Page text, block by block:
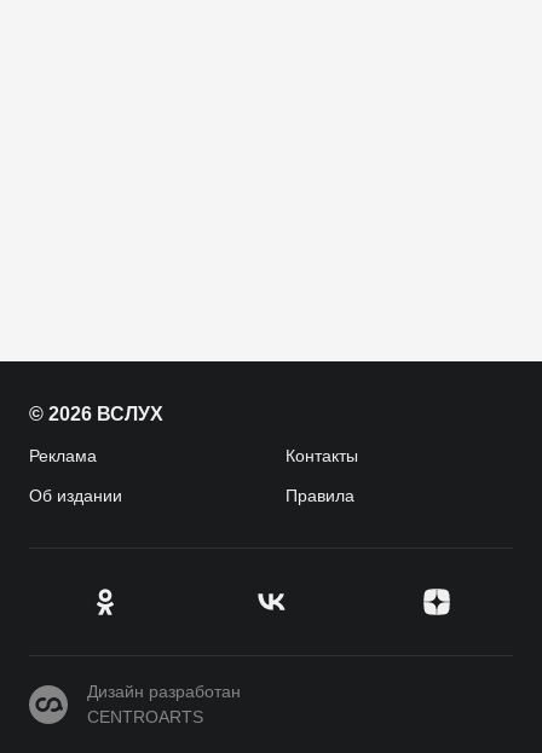
© 2026 ВСЛУХ
Реклама Контакты
Об издании Правила
CENTROARTS